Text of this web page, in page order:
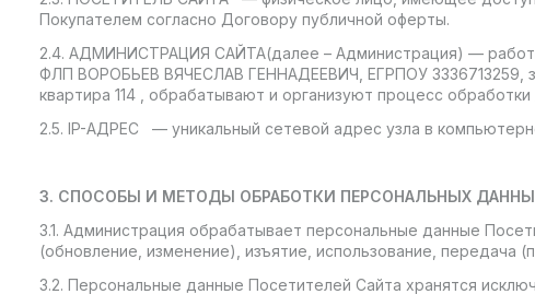
Покупателем согласно Договору публичной оферты.
2.4. АДМИНИСТРАЦИЯ САЙТА(далее – Администрация) —
ФЛП ВОРОБЬЕВ ВЯЧЕСЛАВ ГЕННАДЕЕВИЧ, ЕГРПОУ 3336713259,
квартира 114 , обрабатывают и организуют процесс
2.5. IP-АДРЕС — уникальный сетевой адрес узла в
3. СПОСОБЫ И МЕТОДЫ ОБРАБОТКИ ПЕРСОНАЛЬНЫХ
3.1. Администрация обрабатывает персональные данные
(обновление, изменение), изъятие, использование, передача
3.2. Персональные данные Посетителей Сайта хранятся